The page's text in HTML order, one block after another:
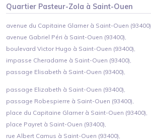
Quartier Pasteur-Zola à Saint-Ouen
avenue du Capitaine Glarner à Saint-Ouen (93400),
avenue Gabriel Péri à Saint-Ouen (93400),
boulevard Victor Hugo à Saint-Ouen (93400),
impasse Cheradame à Saint-Ouen (93400),
passage Elisabeth à Saint-Ouen (93400),
passage Elizabeth à Saint-Ouen (93400),
passage Robespierre à Saint-Ouen (93400),
place du Capitaine Glarner à Saint-Ouen (93400),
place Payret à Saint-Ouen (93400),
rue Albert Camus à Saint-Ouen (93400),